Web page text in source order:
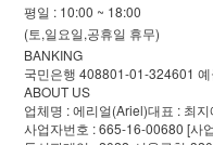
평일 : 10:00 ~ 18:00
(토,일요일,공휴일 휴무)
BANKING
국민은행 408801-01-324601
ABOUT US
업체명 : 에리얼(Ariel)대표 : 최지
사업자번호 : 665-16-00680[사